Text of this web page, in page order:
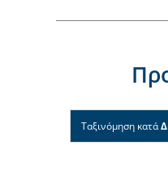
Επικοινωνία
Ταξινόμηση κατά